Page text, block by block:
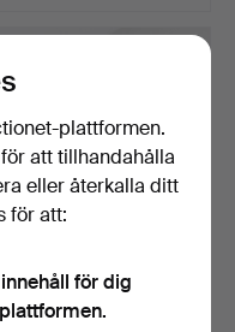
Armbandsur,
vitguld med stena…
plattformen.
att tillhandahålla
eller återkalla ditt
för att:
för dig